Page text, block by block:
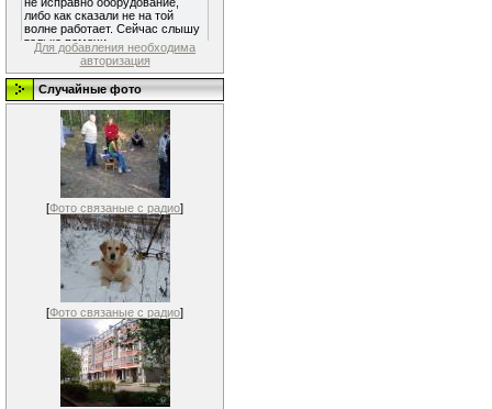
Для добавления необходима
авторизация
Случайные фото
[Фото связаные с радио]
[Фото связаные с радио]